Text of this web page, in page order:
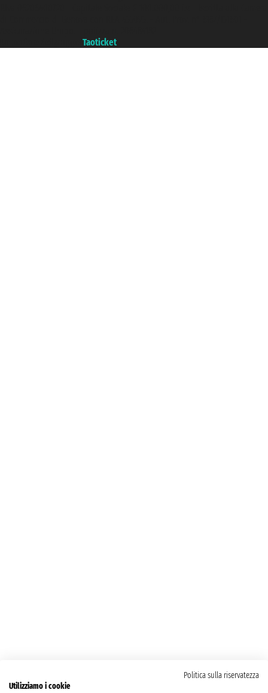
Taoticket
Politica sulla riservatezza
Utilizziamo i cookie